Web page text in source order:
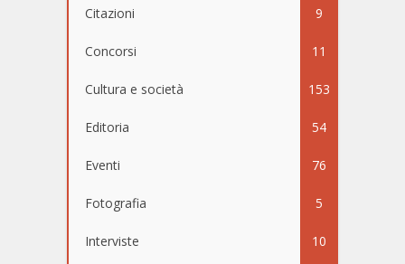
Citazioni 9
Concorsi 11
Cultura e società 153
Editoria 54
Eventi 76
Fotografia 5
Interviste 10